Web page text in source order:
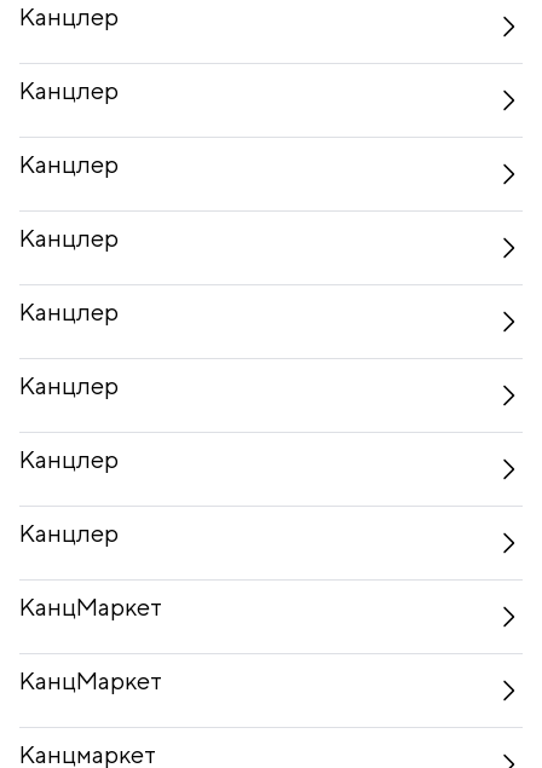
Канцлер
Канцлер
Канцлер
Канцлер
Канцлер
Канцлер
Канцлер
Канцлер
КанцМаркет
КанцМаркет
Канцмаркет